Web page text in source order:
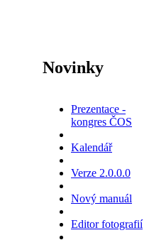
Novinky
Prezentace -
kongres ČOS
Kalendář
Verze 2.0.0.0
Nový manuál
Editor fotografií